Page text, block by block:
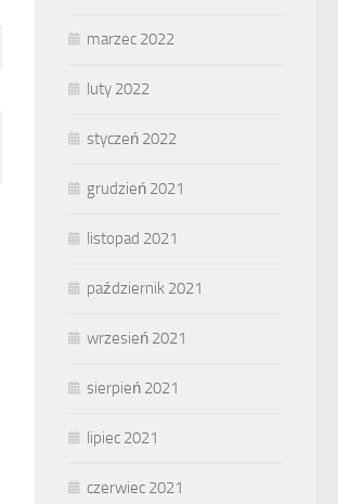
marzec 2022
luty 2022
styczeń 2022
grudzień 2021
listopad 2021
październik 2021
wrzesień 2021
sierpień 2021
lipiec 2021
czerwiec 2021